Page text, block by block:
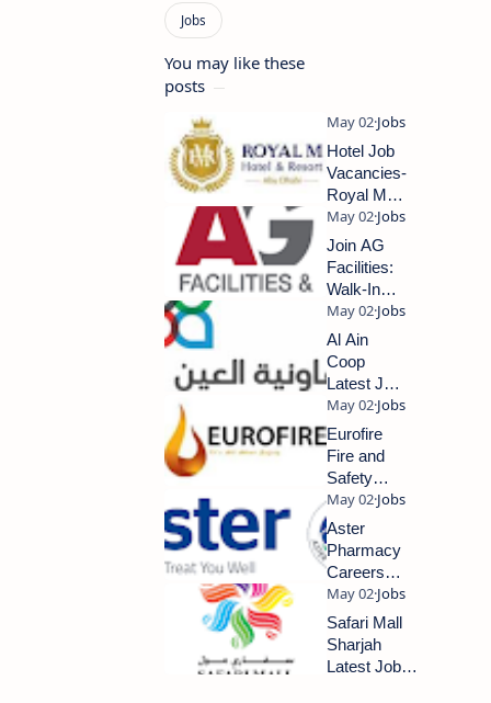
You may like these
posts
Hotel Job
Vacancies-
Royal M
Hotel
Hiring Now
2024
Join AG
Facilities:
Walk-In
Interview for
Exciting Job
Opportunities
2024
Al Ain
Coop
Latest Job
Updates
2024
Eurofire
Fire and
Safety
Dubai
Jobs:
Ignite Your
Career
with Us
Aster
Pharmacy
Careers
Notification
2024: Walk
In
Interview
Safari Mall
Sharjah
Latest Job